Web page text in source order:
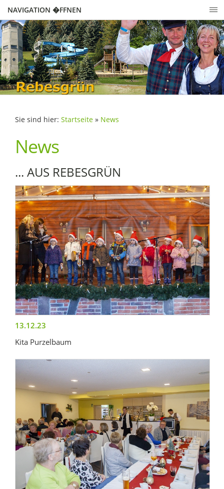
NAVIGATION �FFNEN
Sie sind hier: Startseite » News
News
... AUS REBESGRÜN
13.12.23
Kita Purzelbaum